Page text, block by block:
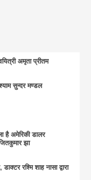
अमृता प्रीतम
सुन्दर मण्डल
है अमेरिकी डालर
झा
रश्मि शाह नासा द्वारा